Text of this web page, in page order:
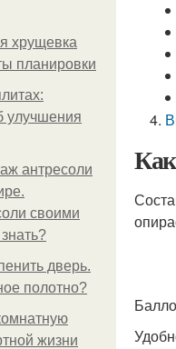
хрущевка
планировки
улучшения
антресоли
своими
дверь.
полотно?
жизни